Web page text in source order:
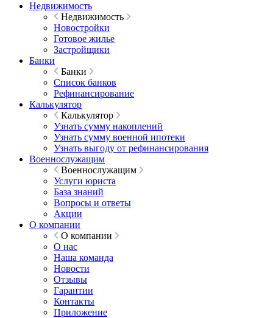
Недвижимость
Недвижимость
Новостройки
Готовое жилье
Застройщики
Банки
Банки
Список банков
Рефинансирование
Калькулятор
Калькулятор
Узнать сумму накоплений
Узнать сумму военной ипотеки
Узнать выгоду от рефинансирования
Военнослужащим
Военнослужащим
Услуги юриста
База знаний
Вопросы и ответы
Акции
О компании
О компании
О нас
Наша команда
Новости
Отзывы
Гарантии
Контакты
Приложение